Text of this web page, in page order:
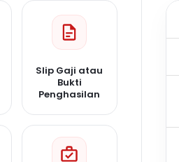
Slip Gaji atau
Bukti
Penghasilan